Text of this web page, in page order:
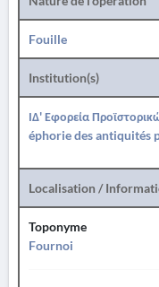
Fouille
Institution(s)
ΙΔ' Εφορεία
éphorie des antiquités
Localisation /
Toponyme
Fournoi